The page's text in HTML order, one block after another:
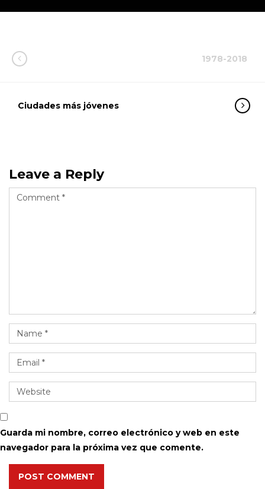
1978-2018
Ciudades más jóvenes
Leave a Reply
Guarda mi nombre, correo electrónico y web en este
navegador para la próxima vez que comente.
POST COMMENT